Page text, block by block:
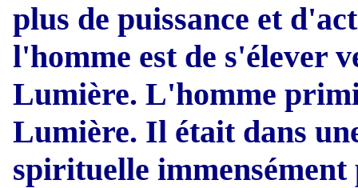
plus de puissance et
l'homme est de s'élever
Lumière. L'homme
Lumière. Il était dans
spirituelle immensément